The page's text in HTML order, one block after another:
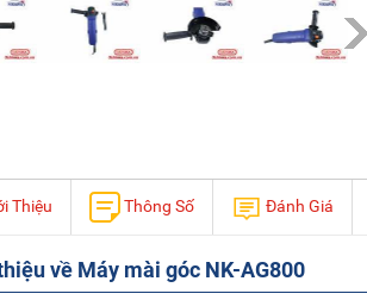
Thiệu Thông Số Đánh Giá
về Máy mài góc NK-AG800